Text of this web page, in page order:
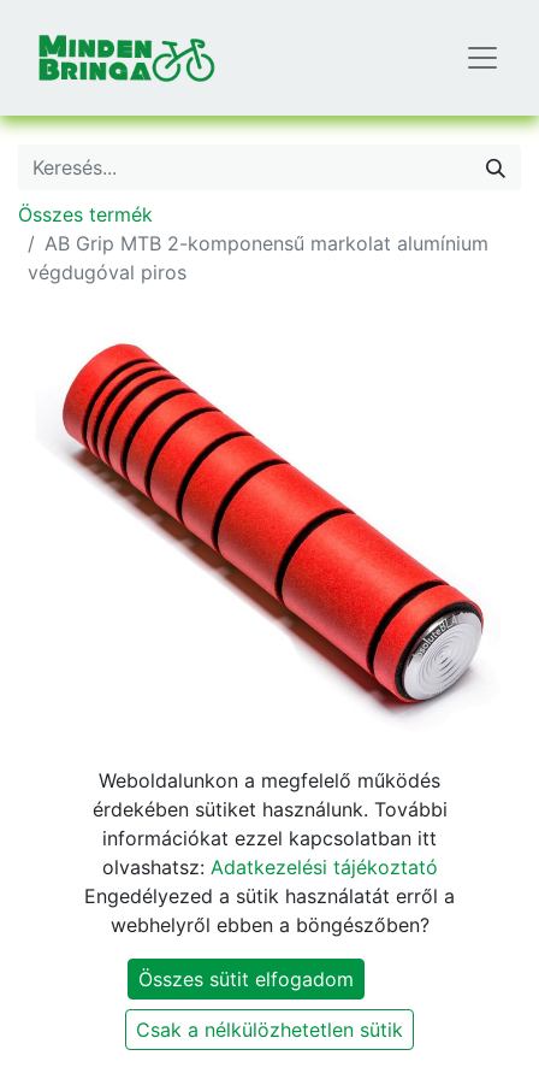
Összes termék
AB Grip MTB 2-komponensű markolat alumínium
végdugóval piros
AB Grip MTB 2-komponensű
markolat alumínium
végdugóval piros
Ft 12.500Ft
KOSÁRBA
Weboldalunkon a megfelelő működés
érdekében sütiket használunk. További
információkat ezzel kapcsolatban itt
olvashatsz: Adatkezelési tájékoztató
Engedélyezed a sütik használatát erről a
webhelyről ebben a böngészőben?
Összes sütit elfogadom
Csak a nélkülözhetetlen sütik